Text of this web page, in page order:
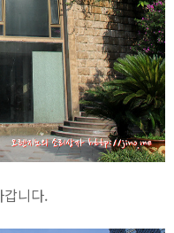
갑니다.